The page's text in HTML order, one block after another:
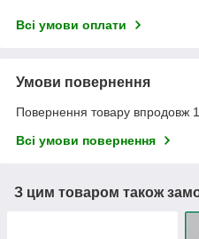
Всі умови оплати
Умови повернення
Повернення товару впродовж
Всі умови повернення
З цим товаром також